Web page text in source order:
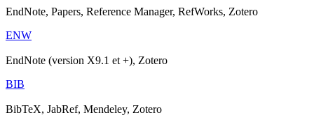
EndNote, Papers, Reference Manager, RefWorks, Zotero
ENW
EndNote (version X9.1 et +), Zotero
BIB
BibTeX, JabRef, Mendeley, Zotero